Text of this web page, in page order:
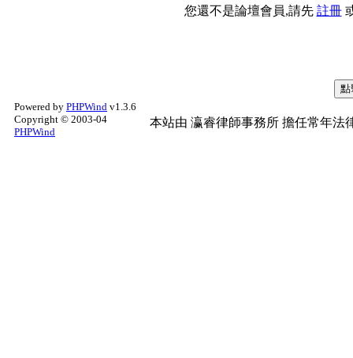
您還不是論壇會員,請先 註冊
Powered by PHPWind v1.3.6
Copyright © 2003-04
PHPWind
本站由 瀛睿律師事務所 擔任常年法